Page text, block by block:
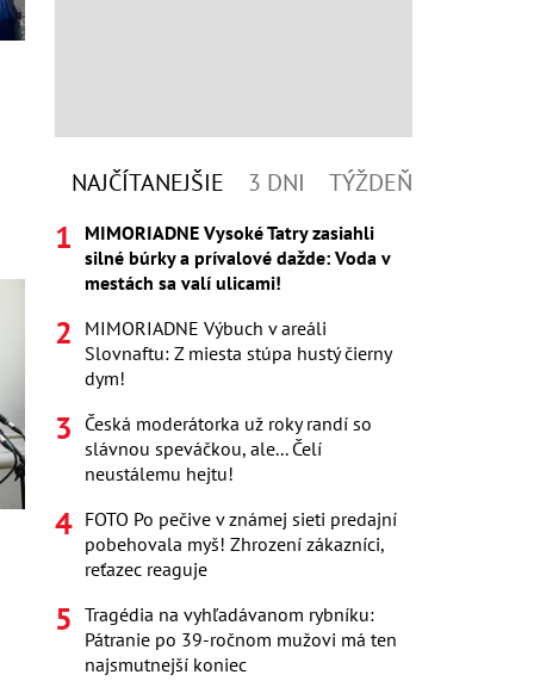
NAJČÍTANEJŠIE 3 DNI TÝŽDEŇ
MIMORIADNE Vysoké Tatry zasiahli
silné búrky a prívalové dažde: Voda v
mestách sa valí ulicami!
MIMORIADNE Výbuch v areáli
Slovnaftu: Z miesta stúpa hustý čierny
dym!
Česká moderátorka už roky randí so
slávnou speváčkou, ale... Čelí
neustálemu hejtu!
FOTO Po pečive v známej sieti predajní
pobehovala myš! Zhrození zákazníci,
reťazec reaguje
Tragédia na vyhľadávanom rybníku:
Pátranie po 39-ročnom mužovi má ten
najsmutnejší koniec